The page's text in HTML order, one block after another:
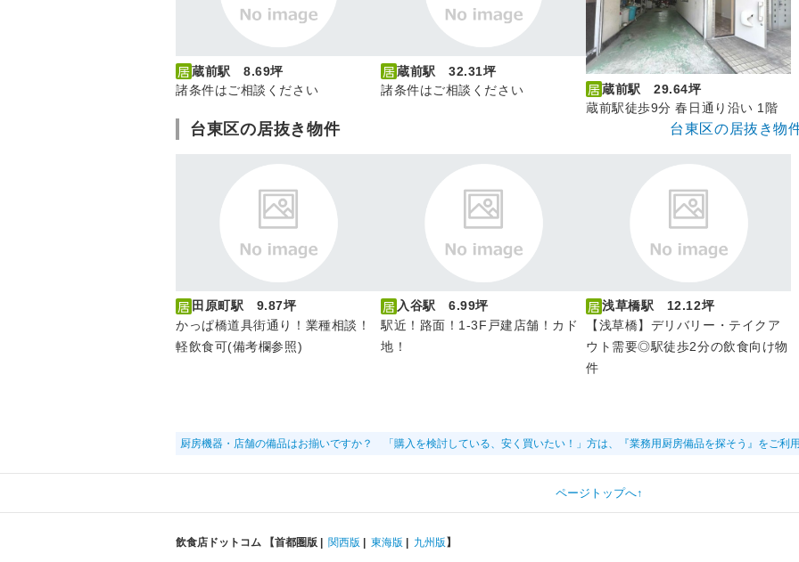
蔵前駅 8.69坪
諸条件はご相談ください
蔵前駅 32.31坪
諸条件はご相談ください
蔵前駅 29.64坪
蔵前駅徒歩9分 春日通り沿い 1階
台東区の居抜き物件 台東区の居抜き物
田原町駅 9.87坪
かっぱ橋道具街通り！業種相談！
軽飲食可(備考欄参照)
入谷駅 6.99坪
駅近！路面！1-3F戸建店舗！カド
地！
浅草橋駅 12.12坪
【浅草橋】デリバリー・テイクア
ウト需要◎駅徒歩2分の飲食向け物
件
厨房機器・店舗の備品はお揃いですか？ 「購入を検討している、安く買いたい！」方は、『業務用厨房備品を探そう』をご利
ページトップへ↑
飲食店ドットコム 【首都圏版 | 関西版 | 東海版 | 九州版】